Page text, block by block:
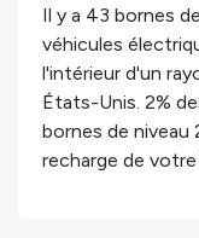
Il y a 43 bornes
véhicules
l'intérieur d'un
États-Unis. 2%
bornes de niveau
recharge de